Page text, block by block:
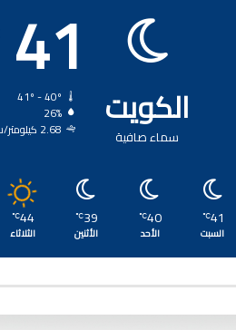
الكويت
سماء صافية
41
26%
2.68 كيلومتر/ساعة
41
℃
السبت
40
℃
الأحد
39
℃
الأثنين
44
℃
الثلاثاء